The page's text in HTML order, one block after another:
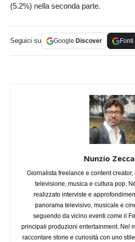
(5.2%) nella seconda parte.
Seguici su Google Discover Fonti
Nunzio
Giornalista freelance e content
televisione, musica e cultura pop.
realizzato interviste e
panorama televisivo, musicale e
seguendo da vicino eventi come il
principali produzioni entertainment. Nel
raccontare storie e curiosità con uno